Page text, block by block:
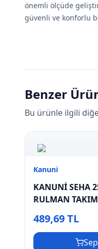
önemli ölçüde
güvenli ve konforlu
Benzer
Bu ürünle ilgili
Kanuni
KANUNİ SEHA
RULMAN
489,69 TL